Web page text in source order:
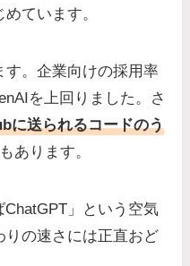
ています。
す。企業向けの採用率
を上回りました。さ
に送られるコードのう
あります。
」という空気
りの速さには正直おど